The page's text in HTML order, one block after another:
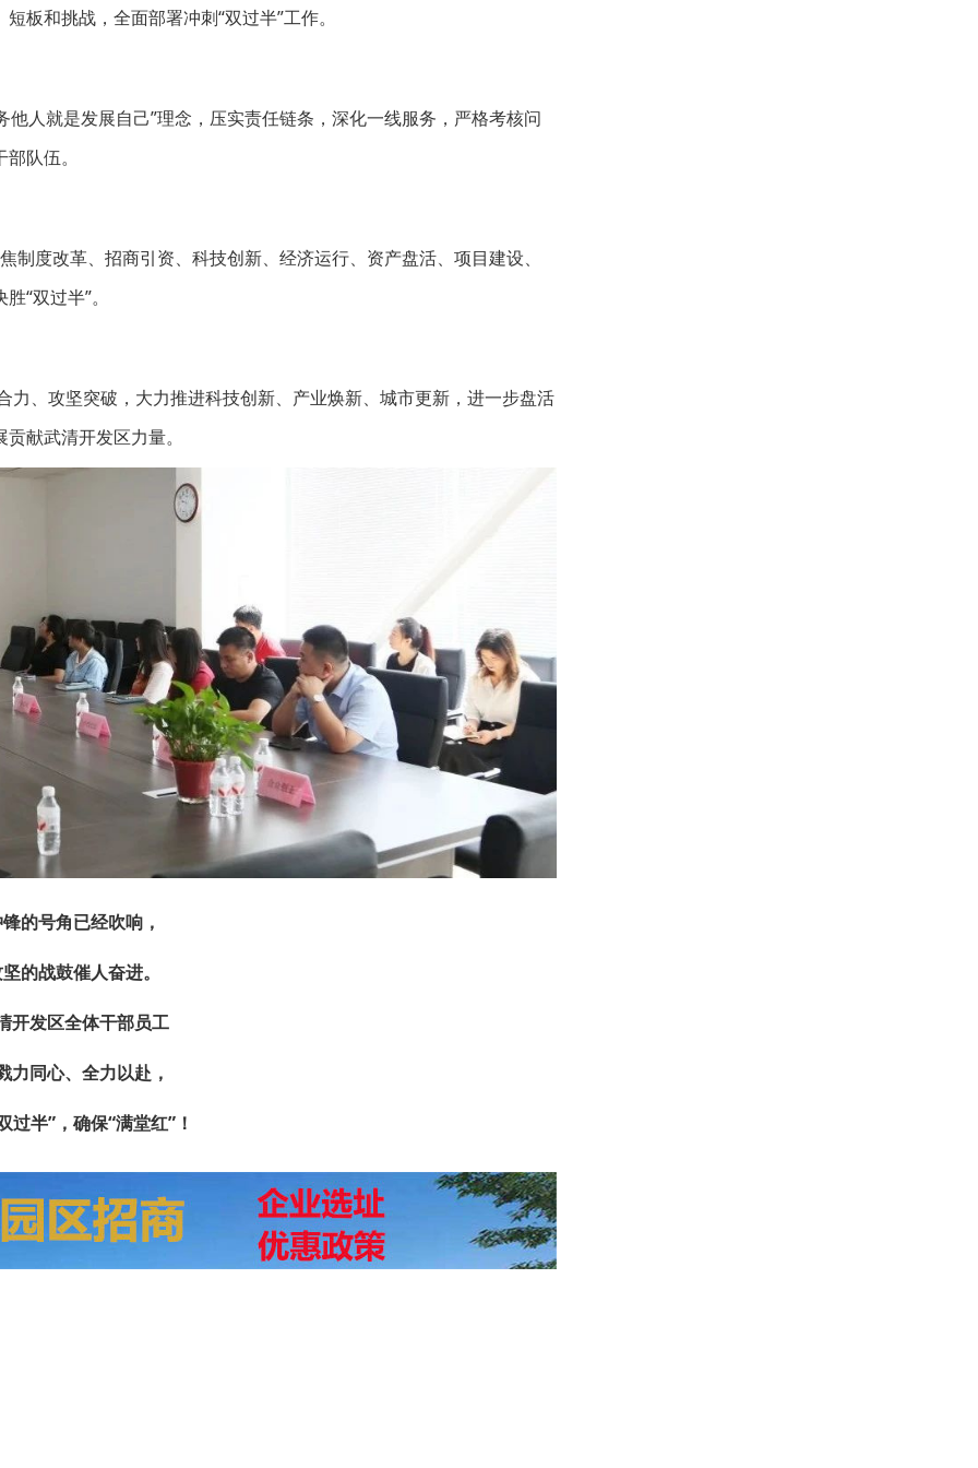
板和挑战，全面部署冲刺“双过半”工作。
人就是发展自己”理念，压实责任链条，深化一线服务，严格考核问
队伍。
制度改革、招商引资、科技创新、经济运行、资产盘活、项目建设、
“双过半”。
、攻坚突破，大力推进科技创新、产业焕新、城市更新，进一步盘活
献武清开发区力量。
的号角已经吹响，
的战鼓催人奋进。
开发区全体干部员工
力同心、全力以赴，
过半”，确保“满堂红”！